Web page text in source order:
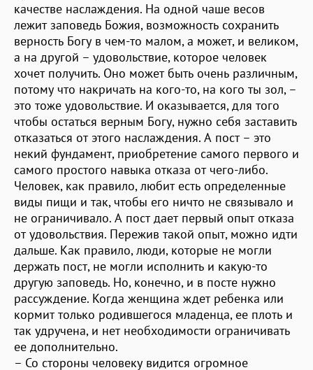
качестве наслаждения. На одной чаше весов
лежит заповедь Божия, возможность сохранить
верность Богу в чем-то малом, а может, и великом,
а на другой – удовольствие, которое человек
хочет получить. Оно может быть очень различным,
потому что накричать на кого-то, на кого ты зол, –
это тоже удовольствие. И оказывается, для того
чтобы остаться верным Богу, нужно себя заставить
отказаться от этого наслаждения. А пост – это
некий фундамент, приобретение самого первого и
самого простого навыка отказа от чего-либо.
Человек, как правило, любит есть определенные
виды пищи и так, чтобы его ничто не связывало и
не ограничивало. А пост дает первый опыт отказа
от удовольствия. Пережив такой опыт, можно идти
дальше. Как правило, люди, которые не могли
держать пост, не могли исполнить и какую-то
другую заповедь. Но, конечно, и в посте нужно
рассуждение. Когда женщина ждет ребенка или
кормит только родившегося младенца, ее плоть и
так удручена, и нет необходимости ограничивать
ее дополнительно.
– Со стороны человеку видится огромное